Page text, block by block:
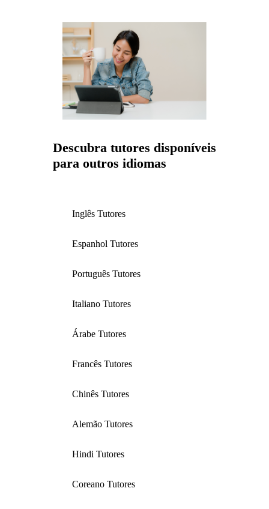
Descubra tutores disponíveis
para outros idiomas
Inglês Tutores
Espanhol Tutores
Português Tutores
Italiano Tutores
Árabe Tutores
Francês Tutores
Chinês Tutores
Alemão Tutores
Hindi Tutores
Coreano Tutores